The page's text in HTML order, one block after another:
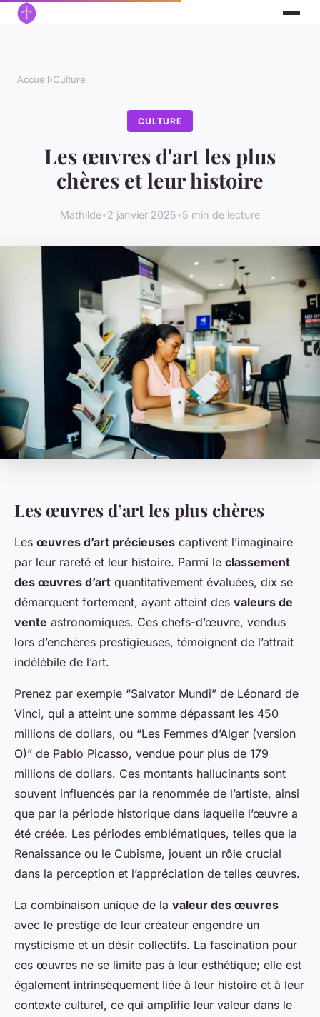
Accueil›Culture
CULTURE
Les œuvres d'art les plus
chères et leur histoire
Mathilde•2 janvier 2025•5 min de lecture
Les œuvres d’art les plus chères
Les œuvres d’art précieuses captivent l’imaginaire
par leur rareté et leur histoire. Parmi le classement
des œuvres d’art quantitativement évaluées, dix se
démarquent fortement, ayant atteint des valeurs de
vente astronomiques. Ces chefs-d’œuvre, vendus
lors d’enchères prestigieuses, témoignent de l’attrait
indélébile de l’art.
Prenez par exemple “Salvator Mundi” de Léonard de
Vinci, qui a atteint une somme dépassant les 450
millions de dollars, ou “Les Femmes d’Alger (version
O)” de Pablo Picasso, vendue pour plus de 179
millions de dollars. Ces montants hallucinants sont
souvent influencés par la renommée de l’artiste, ainsi
que par la période historique dans laquelle l’œuvre a
été créée. Les périodes emblématiques, telles que la
Renaissance ou le Cubisme, jouent un rôle crucial
dans la perception et l’appréciation de telles œuvres.
La combinaison unique de la valeur des œuvres
avec le prestige de leur créateur engendre un
mysticisme et un désir collectifs. La fascination pour
ces œuvres ne se limite pas à leur esthétique; elle est
également intrinsèquement liée à leur histoire et à leur
contexte culturel, ce qui amplifie leur valeur dans le